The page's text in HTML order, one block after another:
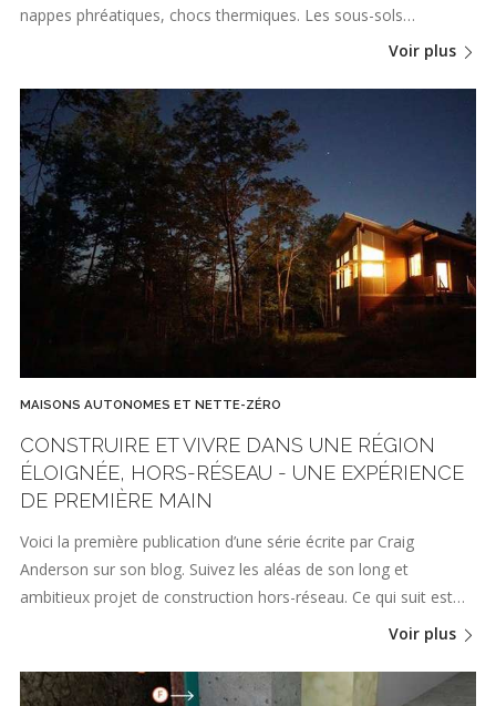
nappes phréatiques, chocs thermiques. Les sous-sols…
Voir plus
MAISONS AUTONOMES ET NETTE-ZÉRO
CONSTRUIRE ET VIVRE DANS UNE RÉGION
ÉLOIGNÉE, HORS-RÉSEAU - UNE EXPÉRIENCE
DE PREMIÈRE MAIN
Voici la première publication d’une série écrite par Craig
Anderson sur son blog. Suivez les aléas de son long et
ambitieux projet de construction hors-réseau. Ce qui suit est…
Voir plus